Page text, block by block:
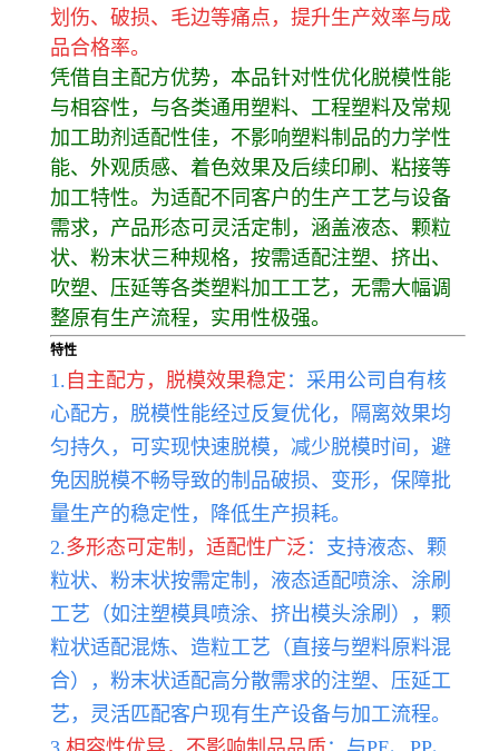
划伤、破损、毛边等痛点，提升生产效率与成
品合格率。
凭借自主配方优势，本品针对性优化脱模性能
与相容性，与各类通用塑料、工程塑料及常规
加工助剂适配性佳，不影响塑料制品的力学性
能、外观质感、着色效果及后续印刷、粘接等
加工特性。为适配不同客户的生产工艺与设备
需求，产品形态可灵活定制，涵盖液态、颗粒
状、粉末状三种规格，按需适配注塑、挤出、
吹塑、压延等各类塑料加工工艺，无需大幅调
整原有生产流程，实用性极强。
特性
1. 自主配方，脱模效果稳定 ：采用公司自有核
心配方，脱模性能经过反复优化，隔离效果均
匀持久，可实现快速脱模，减少脱模时间，避
免因脱模不畅导致的制品破损、变形，保障批
量生产的稳定性，降低生产损耗。
2.多形态可定制，适配性广泛 ：支持液态、颗
粒状、粉末状按需定制，液态适配喷涂、涂刷
工艺（如注塑模具喷涂、挤出模头涂刷），颗
粒状适配混炼、造粒工艺（直接与塑料原料混
合），粉末状适配高分散需求的注塑、压延工
艺，灵活匹配客户现有生产设备与加工流程。